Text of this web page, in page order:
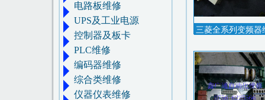
电路板维修
UPS及工业电源
控制器及板卡
PLC维修
编码器维修
综合类维修
仪器仪表维修
三菱全系列变频器